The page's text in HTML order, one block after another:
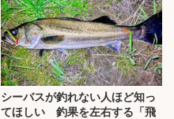
シーバスが釣れない人ほど知っ
てほしい 釣果を左右する「飛